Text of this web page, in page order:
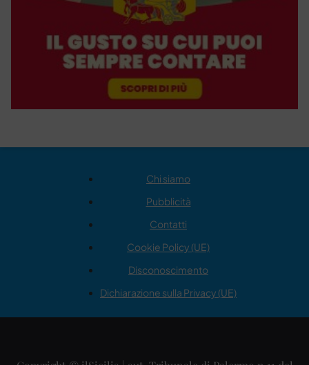
Chi siamo
Pubblicità
Contatti
Cookie Policy (UE)
Disconoscimento
Dichiarazione sulla Privacy (UE)